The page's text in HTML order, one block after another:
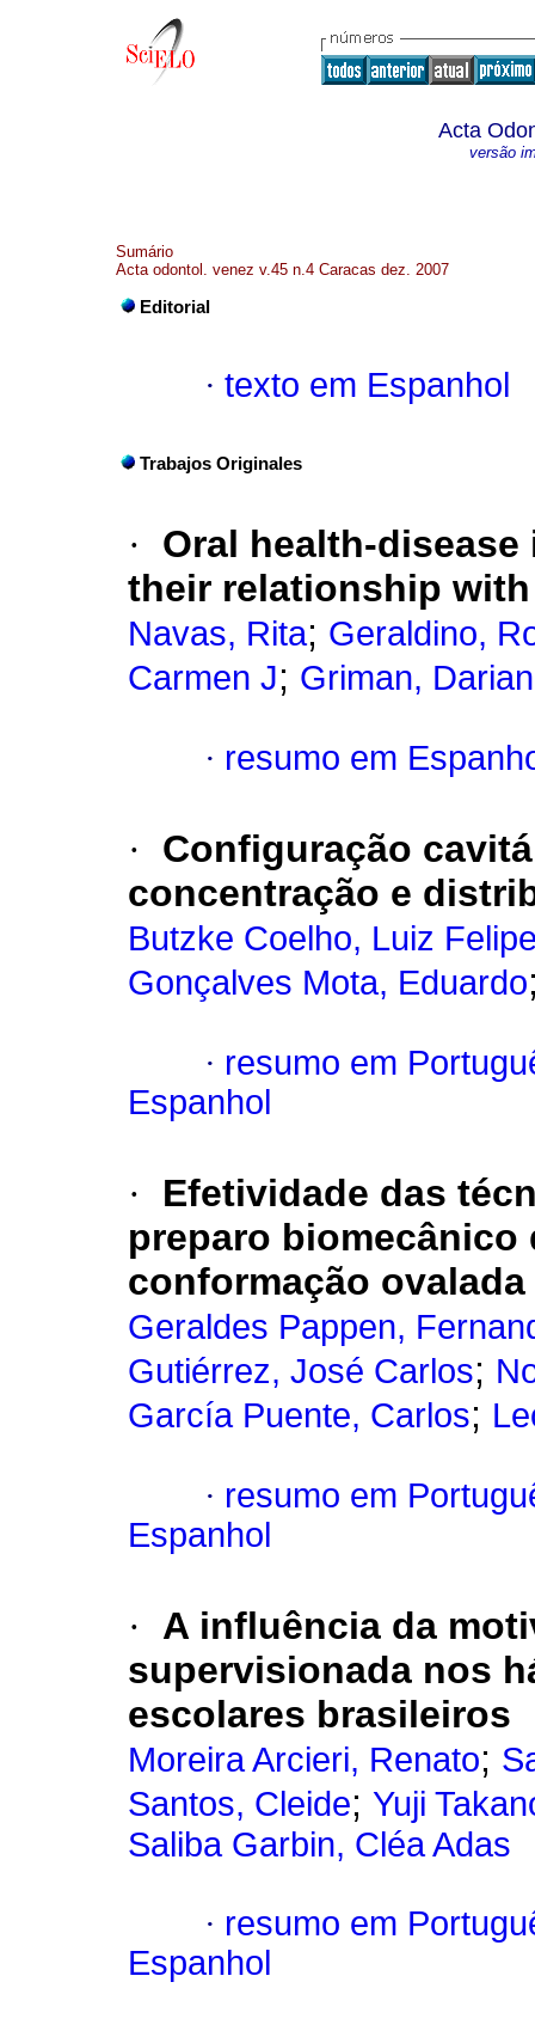
Acta
versão
Sumário
Acta odontol. venez v.45 n.4 Caracas dez. 2007
Editorial
· texto em Espanhol
Trabajos Originales
·
Oral health-
their relationship
Navas, Rita; Geraldino,
Carmen J; Griman,
· resumo em
·
Configuração
concentração e
Butzke Coelho, Luiz
Gonçalves Mota, Eduardo
· resumo em
Espanhol
·
Efetividade das
preparo biomecânico
conformação ovalada
Geraldes Pappen,
Gutiérrez, José Carlos;
García Puente, Carlos;
· resumo em
Espanhol
·
A influência da
supervisionada nos
escolares brasileiros
Moreira Arcieri, Renato;
Santos, Cleide; Yuji
Saliba Garbin, Cléa Adas
· resumo em
Espanhol